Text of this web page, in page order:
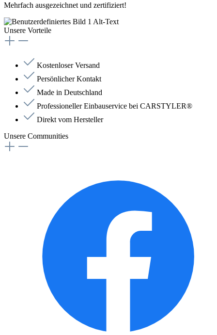
Mehrfach ausgezeichnet und zertifiziert!
Unsere Vorteile
Kostenloser Versand
Persönlicher Kontakt
Made in Deutschland
Professioneller Einbauservice bei CARSTYLER®
Direkt vom Hersteller
Unsere Communities